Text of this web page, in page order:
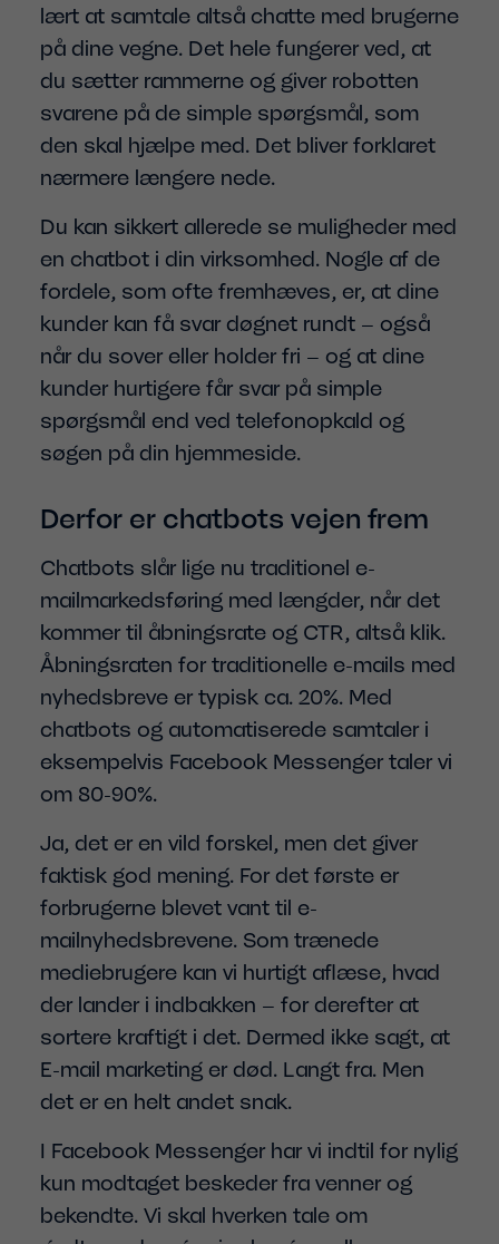
lært at samtale altså chatte med brugerne
på dine vegne. Det hele fungerer ved, at
du sætter rammerne og giver robotten
svarene på de simple spørgsmål, som
den skal hjælpe med. Det bliver forklaret
nærmere længere nede.
Du kan sikkert allerede se muligheder med
en chatbot i din virksomhed. Nogle af de
fordele, som ofte fremhæves, er, at dine
kunder kan få svar døgnet rundt – også
når du sover eller holder fri – og at dine
kunder hurtigere får svar på simple
spørgsmål end ved telefonopkald og
søgen på din hjemmeside.
Derfor er chatbots vejen frem
Chatbots slår lige nu traditionel e-
mailmarkedsføring med længder, når det
kommer til åbningsrate og CTR, altså klik.
Åbningsraten for traditionelle e-mails med
nyhedsbreve er typisk ca. 20%. Med
chatbots og automatiserede samtaler i
eksempelvis Facebook Messenger taler vi
om 80-90%.
Ja, det er en vild forskel, men det giver
faktisk god mening. For det første er
forbrugerne blevet vant til e-
mailnyhedsbrevene. Som trænede
mediebrugere kan vi hurtigt aflæse, hvad
der lander i indbakken – for derefter at
sortere kraftigt i det. Dermed ikke sagt, at
E-mail marketing er død. Langt fra. Men
det er en helt andet snak.
I Facebook Messenger har vi indtil for nylig
kun modtaget beskeder fra venner og
bekendte. Vi skal hverken tale om